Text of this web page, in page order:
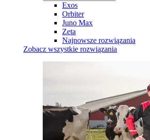
Exos
Orbiter
Juno Max
Zeta
Najnowsze rozwiązania
Zobacz wszystkie rozwiązania